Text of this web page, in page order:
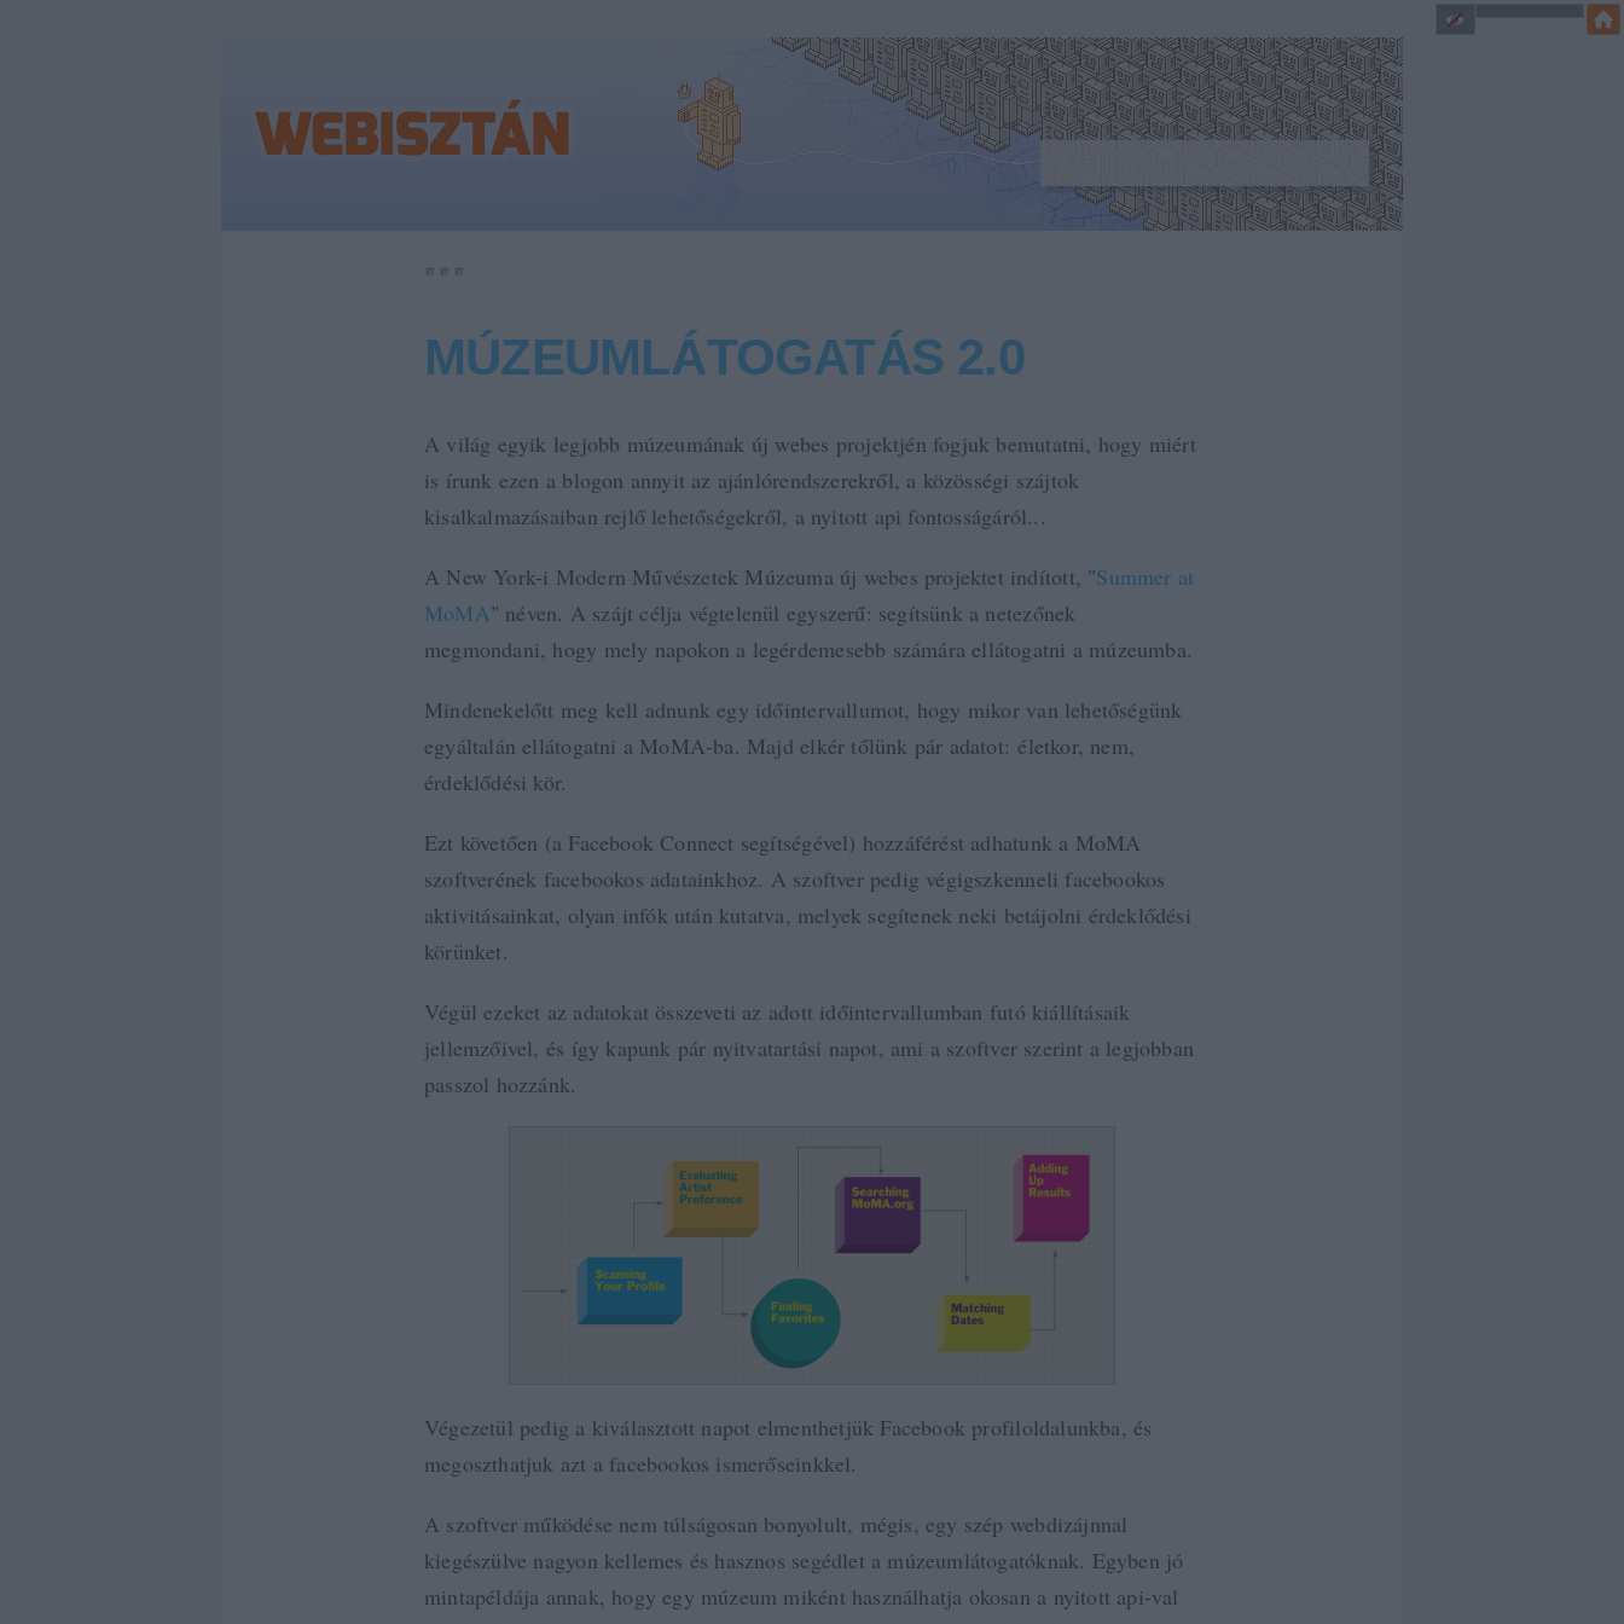
MÚZEUMLÁTOGATÁS 2.0
A világ egyik legjobb múzeumának új webes projektjén fogjuk bemutatni, hogy miért
is írunk ezen a blogon annyit az ajánlórendszerekről, a közösségi szájtok
kisalkalmazásaiban rejlő lehetőségekről, a nyitott api fontosságáról...
A New York-i Modern Művészetek Múzeuma új webes projektet indított, "Summer at
MoMA" néven. A szájt célja végtelenül egyszerű: segítsünk a netezőnek
megmondani, hogy mely napokon a legérdemesebb számára ellátogatni a múzeumba.
Mindenekelőtt meg kell adnunk egy időintervallumot, hogy mikor van lehetőségünk
egyáltalán ellátogatni a MoMA-ba. Majd elkér tőlünk pár adatot: életkor, nem,
érdeklődési kör.
Ezt követően (a Facebook Connect segítségével) hozzáférést adhatunk a MoMA
szoftverének facebookos adatainkhoz. A szoftver pedig végigszkenneli facebookos
aktivitásainkat, olyan infók után kutatva, melyek segítenek neki betájolni érdeklődési
körünket.
Végül ezeket az adatokat összeveti az adott időintervallumban futó kiállításaik
jellemzőivel, és így kapunk pár nyitvatartási napot, ami a szoftver szerint a legjobban
passzol hozzánk.
Végezetül pedig a kiválasztott napot elmenthetjük Facebook profiloldalunkba, és
megoszthatjuk azt a facebookos ismerőseinkkel.
A szoftver működése nem túlságosan bonyolult, mégis, egy szép webdizájnnal
kiegészülve nagyon kellemes és hasznos segédlet a múzeumlátogatóknak. Egyben jó
mintapéldája annak, hogy egy múzeum miként használhatja okosan a nyitott api-val